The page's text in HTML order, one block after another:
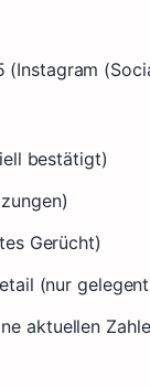
(Instagram
bestätigt)
Gerücht)
(nur
aktuellen